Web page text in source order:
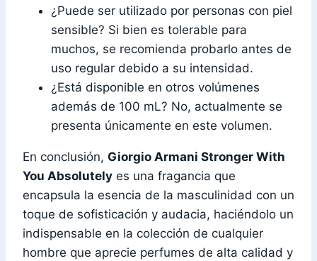
¿Puede ser utilizado por personas con piel
sensible? Si bien es tolerable para
muchos, se recomienda probarlo antes de
uso regular debido a su intensidad.
¿Está disponible en otros volúmenes
además de 100 mL? No, actualmente se
presenta únicamente en este volumen.
En conclusión, Giorgio Armani Stronger With
You Absolutely es una fragancia que
encapsula la esencia de la masculinidad con un
toque de sofisticación y audacia, haciéndolo un
indispensable en la colección de cualquier
hombre que aprecie perfumes de alta calidad y